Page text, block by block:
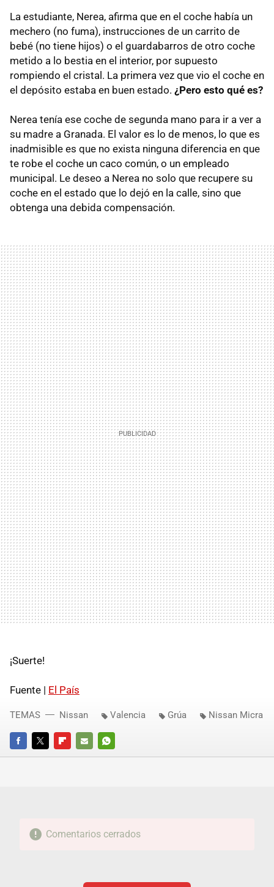
La estudiante, Nerea, afirma que en el coche había un
mechero (no fuma), instrucciones de un carrito de
bebé (no tiene hijos) o el guardabarros de otro coche
metido a lo bestia en el interior, por supuesto
rompiendo el cristal. La primera vez que vio el coche en
el depósito estaba en buen estado. ¿Pero esto qué es?
Nerea tenía ese coche de segunda mano para ir a ver a
su madre a Granada. El valor es lo de menos, lo que es
inadmisible es que no exista ninguna diferencia en que
te robe el coche un caco común, o un empleado
municipal. Le deseo a Nerea no solo que recupere su
coche en el estado que lo dejó en la calle, sino que
obtenga una debida compensación.
¡Suerte!
Fuente | El País
FACEBOOKTWITTERFLIPBOARD
E-
WHATSAPP
TEMAS Nissan Valencia Grúa Nissan Micra
Comentarios cerrados